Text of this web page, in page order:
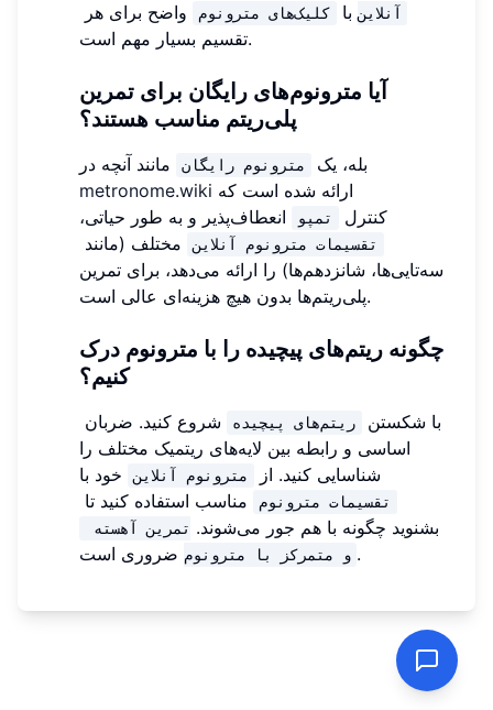
آنلاینبا کلیک‌های مترونوم
واضح برای هر
تقسیم بسیار مهم است.
آیا مترونوم‌های رایگان برای تمرین
پلی‌ریتم مناسب هستند؟
بله، یک مترونوم رایگان
مانند آنچه در
metronome.wiki
کنترل
تمپو انعطاف‌پذیر و به طور حیاتی،
تقسیمات مترونوم آنلاین
مختلف (مانند
سه‌تایی‌ها، شانزدهم‌ها) را ارائه می‌دهد، برای تمرین
پلی‌ریتم‌ها بدون هیچ هزینه‌ای عالی است.
چگونه ریتم‌های پیچیده را با مترونوم درک
کنیم؟
با شکستن ریتم‌های پیچیده
شروع کنید. ضربان
اساسی و رابطه بین لایه‌های ریتمیک مختلف را
شناسایی کنید. از
مترونوم آنلاین خود با
تقسیمات مترونوم
مناسب استفاده کنید تا
بشنوید چگونه با هم جور می‌شوند. تمرین آهسته
و متمرکز با مترونوم ضروری است.